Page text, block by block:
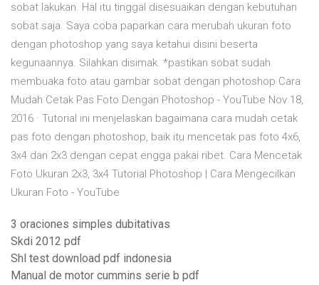
sobat lakukan. Hal itu tinggal disesuaikan dengan kebutuhan
sobat saja. Saya coba paparkan cara merubah ukuran foto
dengan photoshop yang saya ketahui disini beserta
kegunaannya. Silahkan disimak. *pastikan sobat sudah
membuaka foto atau gambar sobat dengan photoshop Cara
Mudah Cetak Pas Foto Dengan Photoshop - YouTube Nov 18,
2016 · Tutorial ini menjelaskan bagaimana cara mudah cetak
pas foto dengan photoshop, baik itu mencetak pas foto 4x6,
3x4 dan 2x3 dengan cepat engga pakai ribet. Cara Mencetak
Foto Ukuran 2x3, 3x4 Tutorial Photoshop | Cara Mengecilkan
Ukuran Foto - YouTube
3 oraciones simples dubitativas
Skdi 2012 pdf
Shl test download pdf indonesia
Manual de motor cummins serie b pdf